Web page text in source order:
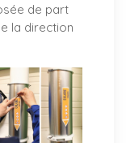
de part
la direction